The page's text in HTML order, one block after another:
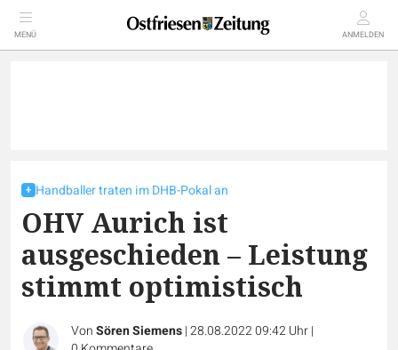
MENÜ ANMELDEN
Handballer traten im DHB-Pokal an
OHV Aurich ist
ausgeschieden – Leistung
stimmt optimistisch
VonSören Siemens|28.08.2022 09:42 Uhr|